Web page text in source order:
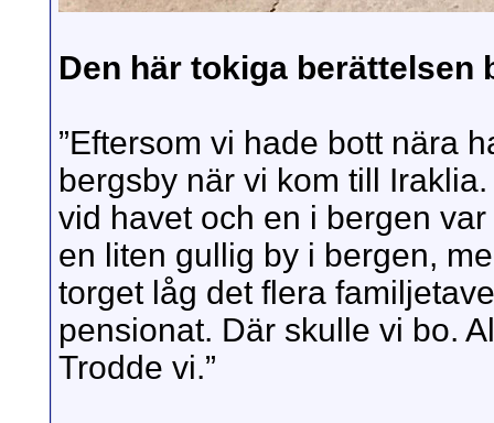
Den här tokiga berättelsen
”Eftersom vi hade bott nära
bergsby när vi kom till
vid havet och en i bergen
en liten gullig by i bergen,
torget låg det flera
pensionat. Där skulle vi bo.
Trodde vi.”